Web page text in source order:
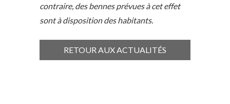
contraire, des bennes prévues à cet effet
sont à disposition des habitants.
RETOUR AUX ACTUALITÉS